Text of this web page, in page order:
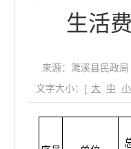
生活
来源：濉溪县民政局
文字大小：[ 大 中 小